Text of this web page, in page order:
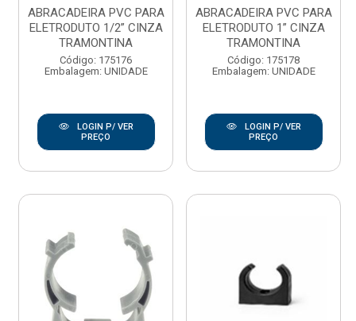
ABRACADEIRA PVC PARA
ELETRODUTO 1/2” CINZA
TRAMONTINA
Código: 175176
Embalagem: UNIDADE
LOGIN P/ VER
PREÇO
ABRACADEIRA PVC PARA
ELETRODUTO 1” CINZA
TRAMONTINA
Código: 175178
Embalagem: UNIDADE
LOGIN P/ VER
PREÇO